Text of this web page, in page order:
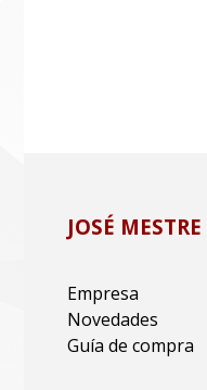
JOSÉ
Empresa
Novedades
Guía de compra